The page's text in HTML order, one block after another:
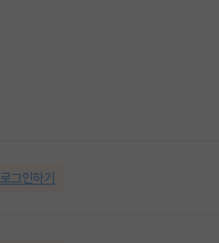
로그인하기